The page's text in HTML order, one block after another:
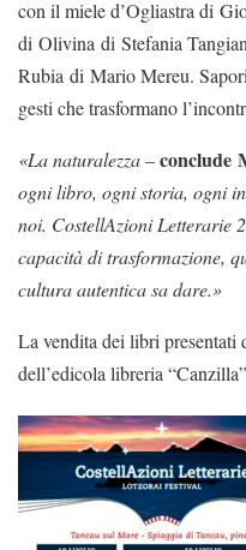
con il miele d’Ogliastra di
di Olivina di Stefania
Rubia di Mario Mereu.
gesti che trasformano
«La naturalezza–conclude
ogni libro, ogni storia, ogni
noi. CostellAzioni Letterarie
capacità di trasformazione,
cultura autentica sa dare.»
La vendita dei libri presentati
dell’edicola libreria